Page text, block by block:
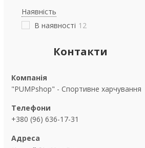
Наявність
В наявності 12
Контакти
"PUMPshop" - Спортивне харчування
+380 (96) 636-17-31